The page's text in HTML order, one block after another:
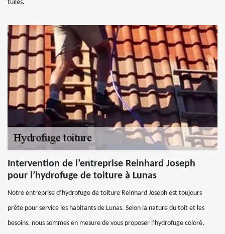
tuiles.
Intervention de l’entreprise Reinhard Joseph
pour l’hydrofuge de toiture à Lunas
Notre entreprise d’hydrofuge de toiture Reinhard Joseph est toujours
prête pour service les habitants de Lunas. Selon la nature du toit et les
besoins, nous sommes en mesure de vous proposer l’hydrofuge coloré,